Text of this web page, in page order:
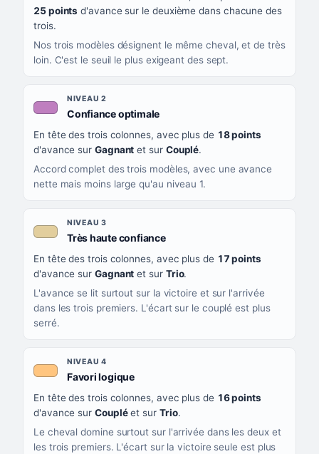
CE QUE CELA VOUS DIT
25 points d'avance sur le deuxième dans chacune des
trois.
Nos trois modèles désignent le même cheval, et de très
loin. C'est le seuil le plus exigeant des sept.
NIVEAU 2
Confiance optimale, couleur mauve
En tête des trois colonnes, avec plus de 18 points
d'avance sur Gagnant et sur Couplé.
Accord complet des trois modèles, avec une avance
nette mais moins large qu'au niveau 1.
NIVEAU 3
Très haute confiance, couleur beige
En tête des trois colonnes, avec plus de 17 points
d'avance sur Gagnant et sur Trio.
L'avance se lit surtout sur la victoire et sur l'arrivée
dans les trois premiers. L'écart sur le couplé est plus
serré.
NIVEAU 4
Favori logique, couleur orange clair
En tête des trois colonnes, avec plus de 16 points
d'avance sur Coupléet sur Trio.
Le cheval domine surtout sur l'arrivée dans les deux et
les trois premiers. L'écart sur la victoire seule est plus